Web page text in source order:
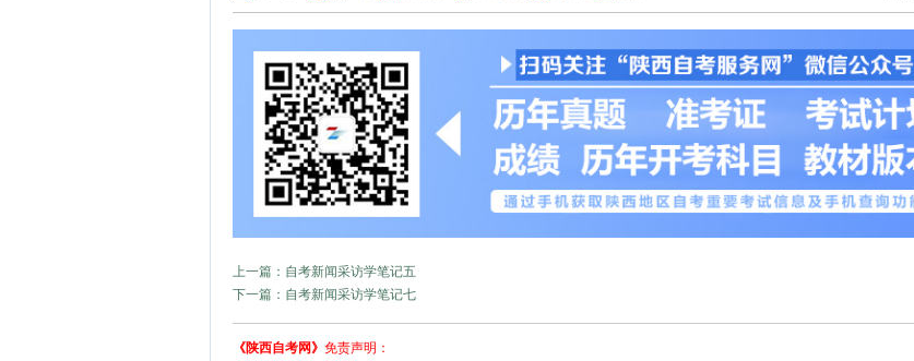
上一篇：自考新闻采访学笔记五
下一篇：自考新闻采访学笔记七
《陕西自考网》 免责声明：